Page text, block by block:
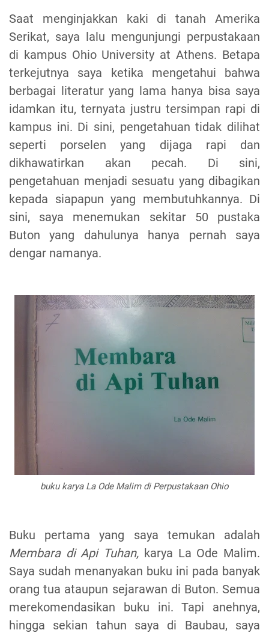
Saat menginjakkan kaki di tanah Amerika
Serikat, saya lalu mengunjungi perpustakaan
di kampus Ohio University at Athens. Betapa
terkejutnya saya ketika mengetahui bahwa
berbagai literatur yang lama hanya bisa saya
idamkan itu, ternyata justru tersimpan rapi di
kampus ini. Di sini, pengetahuan tidak dilihat
seperti porselen yang dijaga rapi dan
dikhawatirkan akan pecah. Di sini,
pengetahuan menjadi sesuatu yang dibagikan
kepada siapapun yang membutuhkannya. Di
sini, saya menemukan sekitar 50 pustaka
Buton yang dahulunya hanya pernah saya
dengar namanya.
buku karya La Ode Malim di Perpustakaan Ohio
Buku pertama yang saya temukan adalah
Membara di Api Tuhan, karya La Ode Malim.
Saya sudah menanyakan buku ini pada banyak
orang tua ataupun sejarawan di Buton. Semua
merekomendasikan buku ini. Tapi anehnya,
hingga sekian tahun saya di Baubau, saya